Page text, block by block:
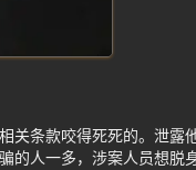
关条款咬得死死的。泄露
的人一多，涉案人员想脱